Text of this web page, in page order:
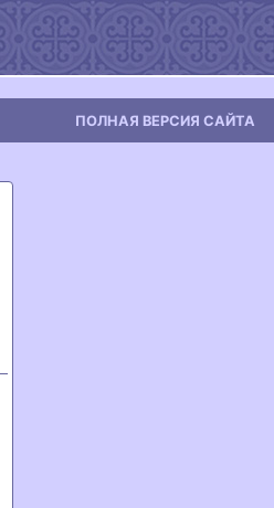
ПОЛНАЯ ВЕРСИЯ САЙТА